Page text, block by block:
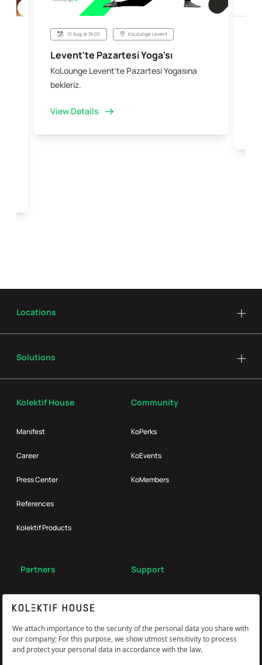
10 Aug @ 18:00 KoLounge Levent
Levent'te Pazartesi Yoga'sı
KoLounge Levent'te Pazartesi Yogasına
bekleriz.
View Details
Kolektif House
Manifest
Career
Press Center
References
Kolektif Products
Community
KoPerks
KoEvents
KoMembers
Partners Support
Locations
Solutions